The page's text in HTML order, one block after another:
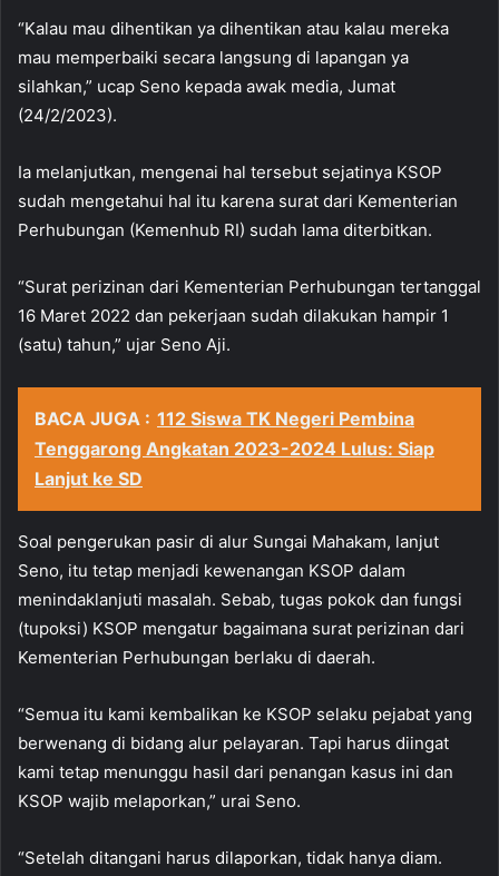
“Kalau mau dihentikan ya dihentikan atau kalau mereka
mau memperbaiki secara langsung di lapangan ya
silahkan,” ucap Seno kepada awak media, Jumat
(24/2/2023).
Ia melanjutkan, mengenai hal tersebut sejatinya KSOP
sudah mengetahui hal itu karena surat dari Kementerian
Perhubungan (Kemenhub RI) sudah lama diterbitkan.
“Surat perizinan dari Kementerian Perhubungan tertanggal
16 Maret 2022 dan pekerjaan sudah dilakukan hampir 1
(satu) tahun,” ujar Seno Aji.
BACA JUGA : 112 Siswa TK Negeri Pembina
Tenggarong Angkatan 2023-2024 Lulus: Siap
Lanjut ke SD
Soal pengerukan pasir di alur Sungai Mahakam, lanjut
Seno, itu tetap menjadi kewenangan KSOP dalam
menindaklanjuti masalah. Sebab, tugas pokok dan fungsi
(tupoksi) KSOP mengatur bagaimana surat perizinan dari
Kementerian Perhubungan berlaku di daerah.
“Semua itu kami kembalikan ke KSOP selaku pejabat yang
berwenang di bidang alur pelayaran. Tapi harus diingat
kami tetap menunggu hasil dari penangan kasus ini dan
KSOP wajib melaporkan,” urai Seno.
“Setelah ditangani harus dilaporkan, tidak hanya diam.